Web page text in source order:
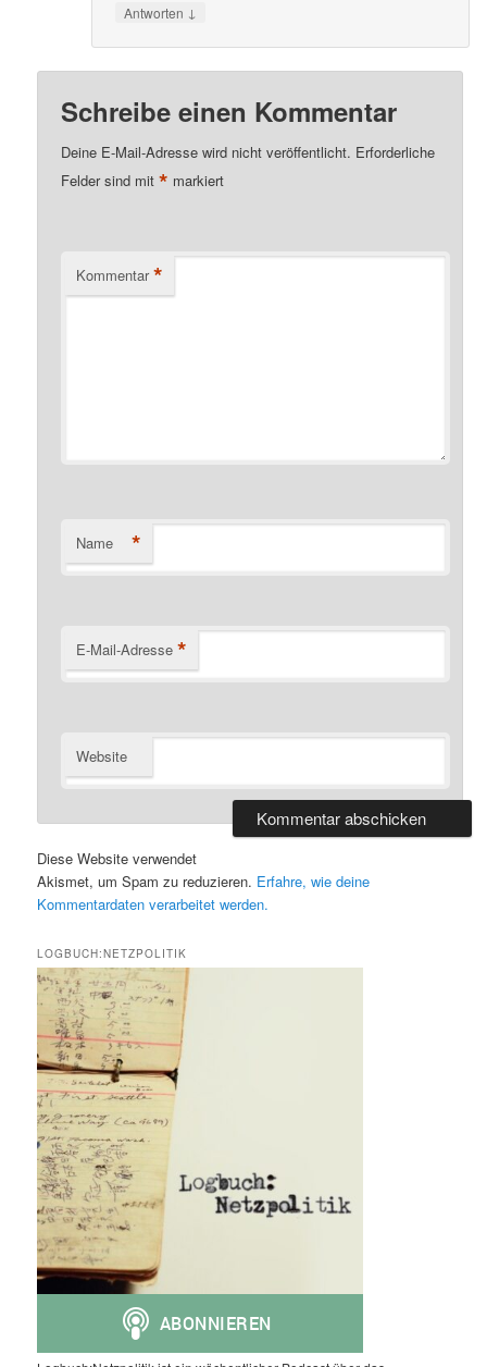
Antworten ↓
Schreibe einen Kommentar
Deine E-Mail-Adresse wird nicht veröffentlicht. Erforderliche
Felder sind mit* markiert
Kommentar *
Name *
E-Mail-Adresse *
Website
Diese Website verwendet
Akismet, um Spam zu reduzieren. Erfahre, wie deine
Kommentardaten verarbeitet werden.
LOGBUCH:NETZPOLITIK